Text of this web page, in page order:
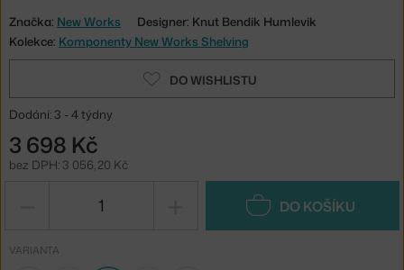
Značka: New Works
Designer: Knut Bendik Humlevik
Kolekce: Komponenty New Works Shelving
DO WISHLISTU
Dodání: 3 - 4 týdny
3 698 Kč
bez DPH: 3 056,20 Kč
DO KOŠÍKU
VARIANTA